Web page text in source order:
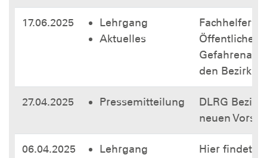
17.06.2025
Lehrgang
Aktuelles
Öffentliche
den Bezirk
27.04.2025 Pressemitteilung
DLRG
neuen
06.04.2025
Lehrgang
Hier findet